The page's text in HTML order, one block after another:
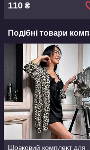
110 ₴
Подібні товари
Шовковий комплект для